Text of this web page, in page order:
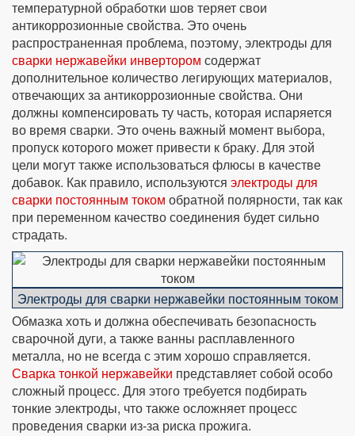
температурной обработки шов теряет свои
антикоррозионные свойства. Это очень
распространенная проблема, поэтому, электроды для
сварки нержавейки инвертором содержат
дополнительное количество легирующих материалов,
отвечающих за антикоррозионные свойства. Они
должны компенсировать ту часть, которая испаряется
во время сварки. Это очень важный момент выбора,
пропуск которого может привести к браку. Для этой
цели могут также использоваться флюсы в качестве
добавок. Как правило, используются электроды для
сварки постоянным током обратной полярности, так как
при переменном качество соединения будет сильно
страдать.
Электроды для сварки нержавейки постоянным током
Обмазка хоть и должна обеспечивать безопасность
сварочной дуги, а также ванны расплавленного
металла, но не всегда с этим хорошо справляется.
Сварка тонкой нержавейки представляет собой особо
сложный процесс. Для этого требуется подбирать
тонкие электроды, что также осложняет процесс
проведения сварки из-за риска прожига.